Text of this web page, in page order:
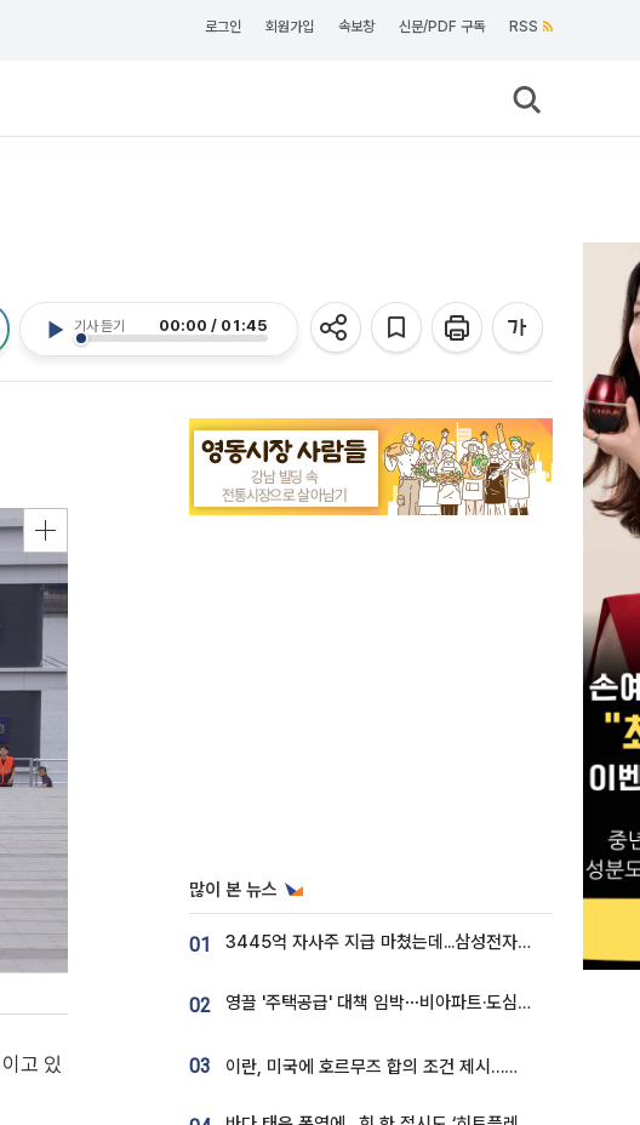
로그인 회원가입 속보창 신문/PDF 구독 RSS
기사 듣기 00:00 / 01:45
고 있
많이 본 뉴스
01 3445억 자사주 지급 마쳤는데...삼성전자 DX노조, 뒤늦은 '떼쓰기 집회'
02 영끌 '주택공급' 대책 임박⋯비아파트·도심복합까지 총동원
03 이란, 미국에 호르무즈 합의 조건 제시…美 “경기 아직 안 끝나” [종합]